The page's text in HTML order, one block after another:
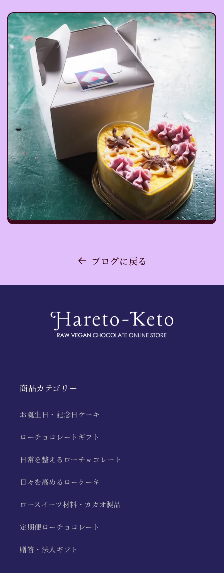
ブログに戻る
商品カテゴリー
お誕生日・記念日ケーキ
ローチョコレートギフト
日常を整えるローチョコレート
日々を高めるローケーキ
ロースイーツ材料・カカオ製品
定期便ローチョコレート
贈答・法人ギフト